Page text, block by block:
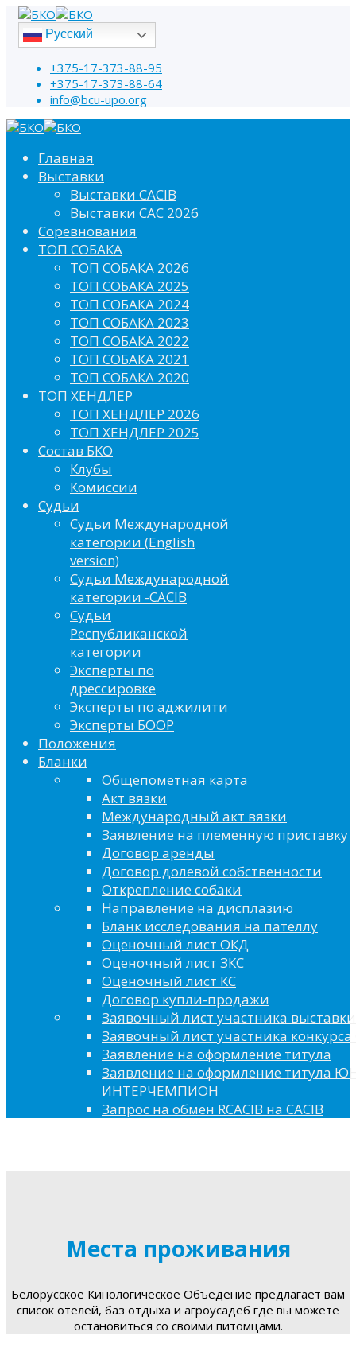
Русский
+375-17-373-88-95
+375-17-373-88-64
info@bcu-upo.org
Главная
Выставки
Выставки CACIB
Выставки САС 2026
Соревнования
ТОП СОБАКА
ТОП СОБАКА 2026
ТОП СОБАКА 2025
ТОП СОБАКА 2024
ТОП СОБАКА 2023
ТОП СОБАКА 2022
ТОП СОБАКА 2021
ТОП СОБАКА 2020
ТОП ХЕНДЛЕР
ТОП ХЕНДЛЕР 2026
ТОП ХЕНДЛЕР 2025
Состав БКО
Клубы
Комиссии
Судьи
Судьи Международной
категории (English
version)
Судьи Международной
категории -CACIB
Судьи
Республиканской
категории
Эксперты по
дрессировке
Эксперты по аджилити
Эксперты БООР
Положения
Бланки
Общепометная карта
Акт вязки
Международный акт вязки
Заявление на племенную приставку
Договор аренды
Договор долевой собственности
Открепление собаки
Направление на дисплазию
Бланк исследования на пателлу
Оценочный лист ОКД
Оценочный лист ЗКС
Оценочный лист КС
Договор купли-продажи
Заявочный лист участника выставки
Заявочный лист участника конкурса
Заявление на оформление титула
Заявление на оформление титула
ИНТЕРЧЕМПИОН
Запрос на обмен RCACIB на CACIB
Места проживания
Белорусское Кинологическое Объедение предлагает вам
список отелей, баз отдыха и агроусадеб где вы можете
остановиться со своими питомцами.